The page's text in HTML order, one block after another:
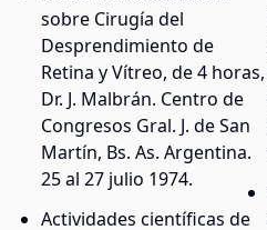
sobre Cirugía del
Desprendimiento de
Retina y Vítreo, de 4 horas,
Dr. J. Malbrán. Centro de
Congresos Gral. J. de San
Martín, Bs. As. Argentina.
25 al 27 julio 1974.
Actividades científicas de